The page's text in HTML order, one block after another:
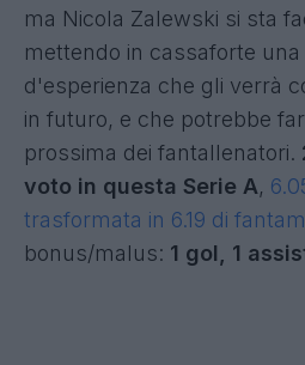
ma Nicola Zalewski si sta
mettendo in cassaforte
d'esperienza che gli verrà
in futuro, e che potrebbe
prossima dei fantallenatori.
voto in questa Serie A,
trasformata in 6.19 di
bonus/malus: 1 gol, 1